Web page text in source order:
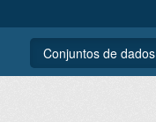
Conjuntos de dados